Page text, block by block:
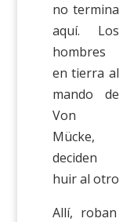
no termina
aquí. Los
hombres
en tierra al
mando de
Von
Mücke,
deciden
huir al otro
Allí,